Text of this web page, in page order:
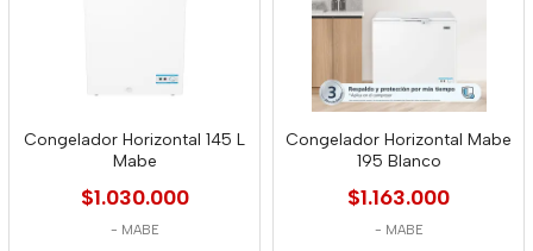
Congelador Horizontal 145 L
Mabe
$1.030.000
- MABE
Congelador Horizontal Mabe
195 Blanco
$1.163.000
- MABE